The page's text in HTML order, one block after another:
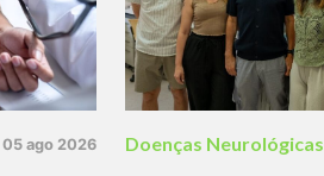
05 ago 2026 Doenças Neurológicas